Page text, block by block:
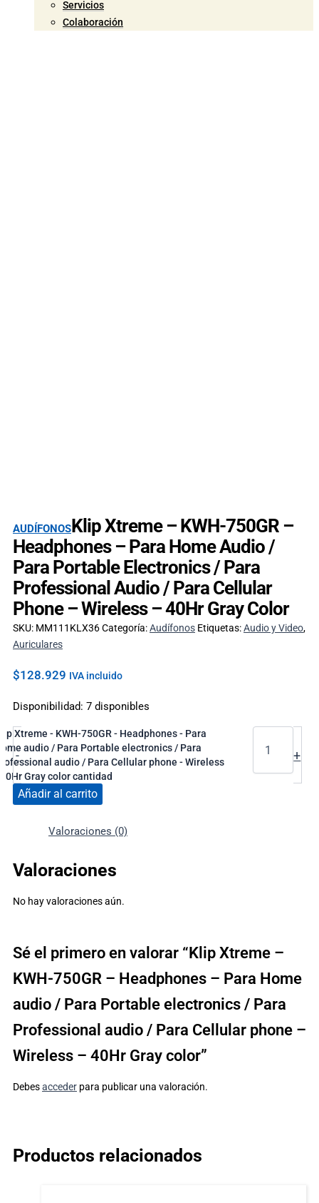
Servicios
Colaboración
AUDÍFONOSKlip Xtreme – KWH-750GR –
Headphones – Para Home Audio /
Para Portable Electronics / Para
Professional Audio / Para Cellular
Phone – Wireless – 40Hr Gray Color
SKU: MM111KLX36Categoría:Audífonos Etiquetas:Audio y Video,
Auriculares
$128.929 IVA incluido
Disponibilidad: 7 disponibles
-
Xtreme - KWH-750GR - Headphones - Para
audio / Para Portable electronics / Para
audio / Para Cellular phone - Wireless
Gray color cantidad
+
Añadir al carrito
Valoraciones (0)
Valoraciones
No hay valoraciones aún.
Sé el primero en valorar “Klip Xtreme –
KWH-750GR – Headphones – Para Home
audio / Para Portable electronics / Para
Professional audio / Para Cellular phone –
Wireless – 40Hr Gray color”
Debesacceder para publicar una valoración.
Productos relacionados